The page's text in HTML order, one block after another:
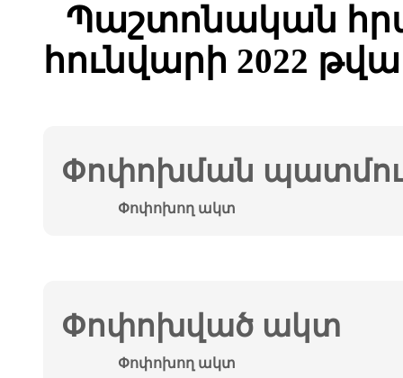
Պաշտոնական
հունվար ի 2022
Փոփոխման
Փոփոխող ակտ
Փոփոխված ակտ
Փոփոխող ակտ